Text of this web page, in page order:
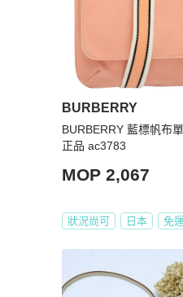
BURBERRY
BURBERRY 藍標帆布
正品 ac3783
MOP 2,067
狀況尚可 日本 免運